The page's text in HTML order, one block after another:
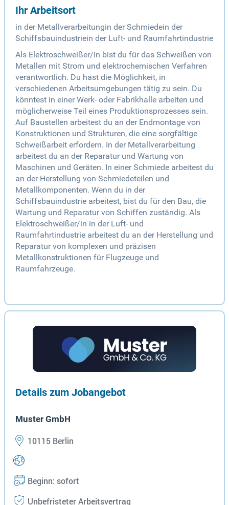
Ihr Arbeitsort
in der Metallverarbeitungin der Schmiedein der
Schiffsbauindustriein der Luft- und Raumfahrtindustrie
Als Elektroschweißer/in bist du für das Schweißen von
Metallen mit Strom und elektrochemischen Verfahren
verantwortlich. Du hast die Möglichkeit, in
verschiedenen Arbeitsumgebungen tätig zu sein. Du
könntest in einer Werk- oder Fabrikhalle arbeiten und
möglicherweise Teil eines Produktionsprozesses sein.
Auf Baustellen arbeitest du an der Endmontage von
Konstruktionen und Strukturen, die eine sorgfältige
Schweißarbeit erfordern. In der Metallverarbeitung
arbeitest du an der Reparatur und Wartung von
Maschinen und Geräten. In einer Schmiede arbeitest du
an der Herstellung von Schmiedeteilen und
Metallkomponenten. Wenn du in der
Schiffsbauindustrie arbeitest, bist du für den Bau, die
Wartung und Reparatur von Schiffen zuständig. Als
Elektroschweißer/in in der Luft- und
Raumfahrtindustrie arbeitest du an der Herstellung und
Reparatur von komplexen und präzisen
Metallkonstruktionen für Flugzeuge und
Raumfahrzeuge.
Details zum Jobangebot
Muster GmbH
10115 Berlin
Beginn: sofort
Unbefristeter Arbeitsvertrag